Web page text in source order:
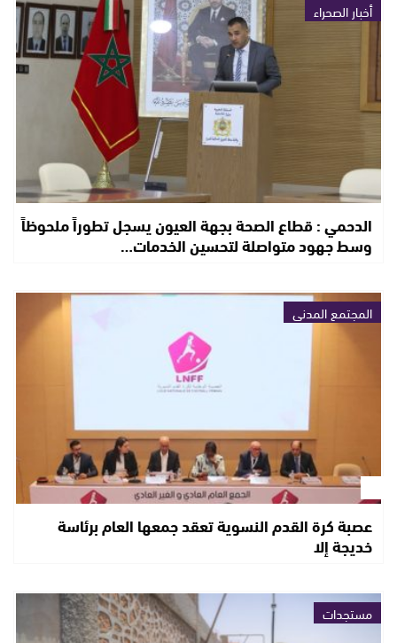
أخبار الصحراء
الدحمي : قطاع الصحة بجهة العيون يسجل تطوراً ملحوظاً
وسط جهود متواصلة لتحسين الخدمات…
المجتمع المدني
عصبة كرة القدم النسوية تعقد جمعها العام برئاسة
خديجة إلا
مستجدات